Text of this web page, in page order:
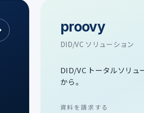
proovy
DID/VC ソリューション
DID/VC トータルソリ
から。
資料を請求する